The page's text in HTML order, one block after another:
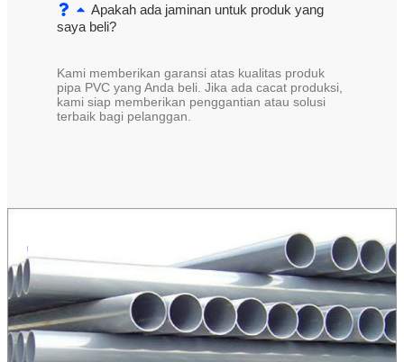
Apakah ada jaminan untuk produk yang
saya beli?
Kami memberikan garansi atas kualitas produk
pipa PVC yang Anda beli. Jika ada cacat produksi,
kami siap memberikan penggantian atau solusi
terbaik bagi pelanggan.